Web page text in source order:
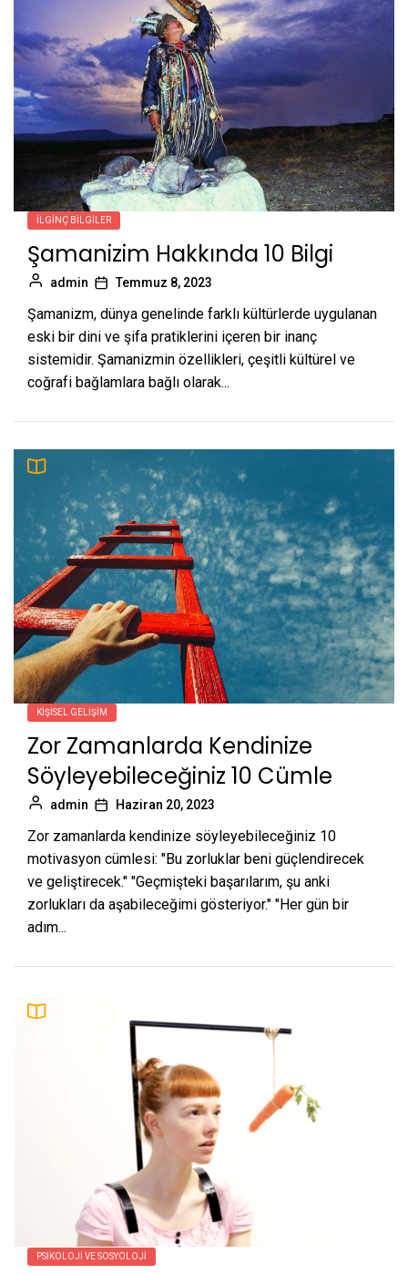
İLGINÇ BILGILER
Şamanizim Hakkında 10 Bilgi
admin Temmuz 8, 2023
Şamanizm, dünya genelinde farklı kültürlerde uygulanan
eski bir dini ve şifa pratiklerini içeren bir inanç
sistemidir. Şamanizmin özellikleri, çeşitli kültürel ve
coğrafi bağlamlara bağlı olarak...
KIŞISEL GELIŞIM
Zor Zamanlarda Kendinize
Söyleyebileceğiniz 10 Cümle
admin Haziran 20, 2023
Zor zamanlarda kendinize söyleyebileceğiniz 10
motivasyon cümlesi: "Bu zorluklar beni güçlendirecek
ve geliştirecek." "Geçmişteki başarılarım, şu anki
zorlukları da aşabileceğimi gösteriyor." "Her gün bir
adım...
PSIKOLOJI VE SOSYOLOJI